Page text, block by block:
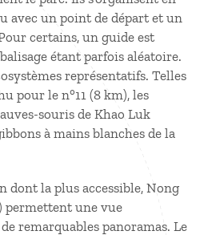
avec un point de départ et un
certains, un guide est
étant parfois aléatoire.
représentatifs. Telles
pour le n°11 (8 km), les
souris de Khao Luk
à mains blanches de la
dont la plus accessible, Nong
permettent une vue
remarquables panoramas. Le